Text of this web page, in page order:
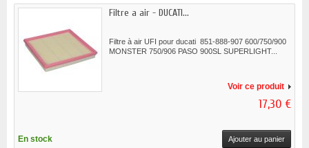
Filtre a air - DUCATI...
Filtre à air UFI pour ducati 851-888-907 600/750/900
MONSTER 750/906 PASO 900SL SUPERLIGHT...
Voir ce produit
17,30 €
En stock Ajouter au panier